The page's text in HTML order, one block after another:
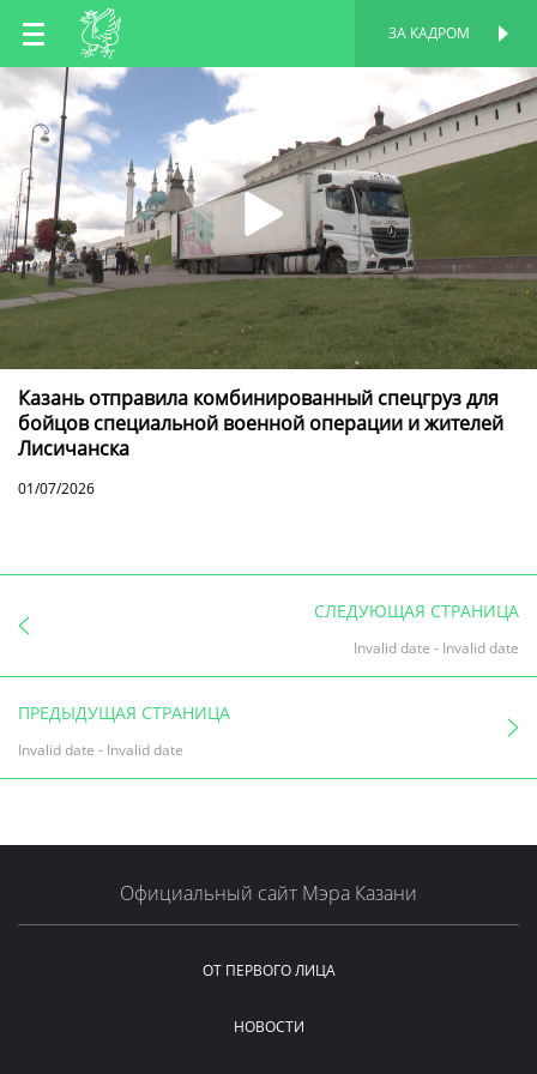
RU
TT
ЗА КАДРОМ
Казань отправила комбинированный спецгруз для
бойцов специальной военной операции и жителей
Лисичанска
01/07/2026
СЛЕДУЮЩАЯ СТРАНИЦА
Invalid date - Invalid date
ПРЕДЫДУЩАЯ СТРАНИЦА
Invalid date - Invalid date
Официальный сайт Мэра Казани
ОТ ПЕРВОГО ЛИЦА
НОВОСТИ
ПЕРСОНАЛЬНАЯ
СТРАНИЦА